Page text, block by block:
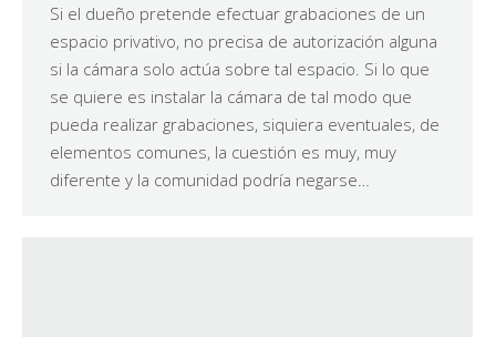
Si el dueño pretende efectuar grabaciones de un
espacio privativo, no precisa de autorización alguna
si la cámara solo actúa sobre tal espacio. Si lo que
se quiere es instalar la cámara de tal modo que
pueda realizar grabaciones, siquiera eventuales, de
elementos comunes, la cuestión es muy, muy
diferente y la comunidad podría negarse…